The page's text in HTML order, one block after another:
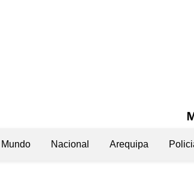
Mundo Nacional Arequipa